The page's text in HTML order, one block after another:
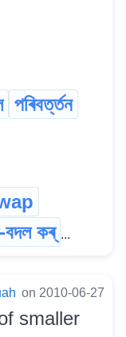
পৰিবৰ্ত্তন
কৰ্ ...
on 2010-06-27
smaller